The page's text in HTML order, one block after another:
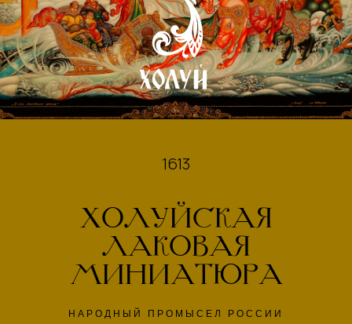
1613
ХОЛУЙСКАЯ
ЛАКОВАЯ
МИНИАТЮРА
НАРОДНЫЙ ПРОМЫСЕЛ РОССИИ